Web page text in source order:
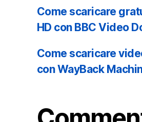
Come scaricare
HD con BBC Video
Come scaricare
con WayBack